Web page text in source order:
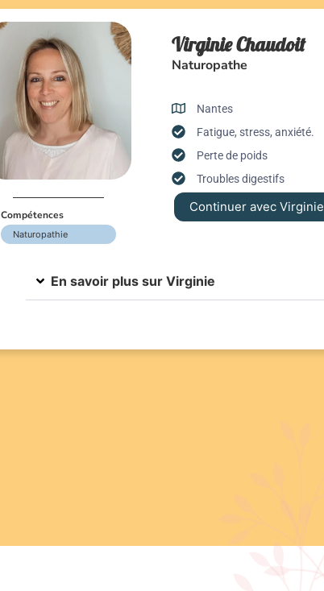
Compétences
Naturopathie
Virginie Chaudoit
Naturopathe
Nantes
Fatigue, stress, anxiété.
Perte de poids
Troubles digestifs
Continuer avec Virginie
En savoir plus sur Virginie